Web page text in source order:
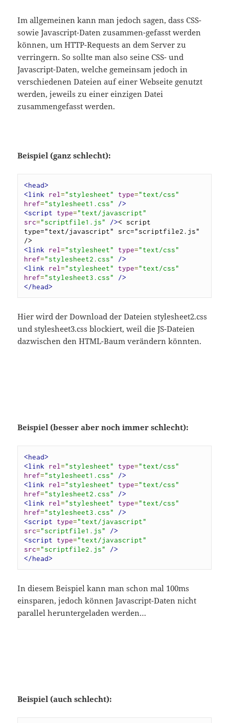
Im allgemeinen kann man jedoch sagen, dass CSS-
sowie Javascript-Daten zusammen-gefasst werden
können, um HTTP-Requests an dem Server zu
verringern. So sollte man also seine CSS- und
Javascript-Daten, welche gemeinsam jedoch in
verschiedenen Dateien auf einer Webseite genutzt
werden, jeweils zu einer einzigen Datei
zusammengefasst werden.
Beispiel (ganz schlecht):
<head>
<link
rel="stylesheet" type="text/css"
href="stylesheet1.css"
/>
<script
type="text/javascript"
src="scriptfile1.js" />< script
type="text/javascript" src="scriptfile2.js"
<link
rel="stylesheet" type="text/css"
href="stylesheet2.css"
/>
<link
rel="stylesheet" type="text/css"
href="stylesheet3.css"
/>
</head>
Hier wird der Download der Dateien stylesheet2.css
und stylesheet3.css blockiert, weil die JS-Dateien
dazwischen den HTML-Baum verändern könnten.
Beispiel (besser aber noch immer schlecht):
<head>
<link
rel="stylesheet" type="text/css"
href="stylesheet1.css"
/>
<link
rel="stylesheet" type="text/css"
href="stylesheet2.css"
/>
<link
rel="stylesheet" type="text/css"
href="stylesheet3.css"
/>
<script
type="text/javascript"
src="scriptfile1.js"
/>
<script
type="text/javascript"
src="scriptfile2.js"
/>
</head>
In diesem Beispiel kann man schon mal 100ms
einsparen, jedoch können Javascript-Daten nicht
parallel heruntergeladen werden…
Beispiel (auch schlecht):